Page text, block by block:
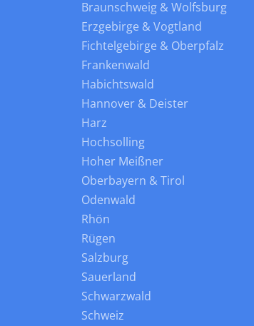
Braunschweig & Wolfsburg
Erzgebirge & Vogtland
Fichtelgebirge & Oberpfalz
Frankenwald
Habichtswald
Hannover & Deister
Harz
Hochsolling
Hoher Meißner
Oberbayern & Tirol
Odenwald
Rhön
Rügen
Salzburg
Sauerland
Schwarzwald
Schweiz